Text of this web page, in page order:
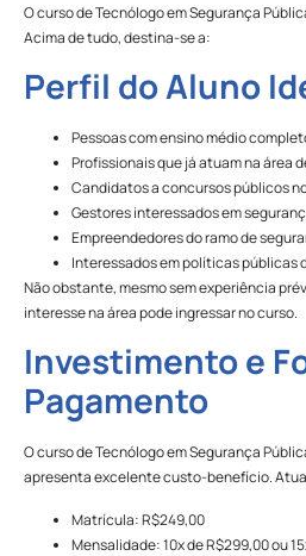
O curso de Tecnólogo em Segurança
Acima de tudo, destina-se a:
Perfil do Aluno
Pessoas com ensino médio
Profissionais que já atuam na área
Candidatos a concursos públicos
Gestores interessados em
Empreendedores do ramo de
Interessados em políticas públicas
Não obstante, mesmo sem experiência
interesse na área pode ingressar no curso.
Investimento e
Pagamento
O curso de Tecnólogo em Segurança
apresenta excelente custo-benefício.
Matrícula: R$249,00
Mensalidade: 10x de R$299,00 ou